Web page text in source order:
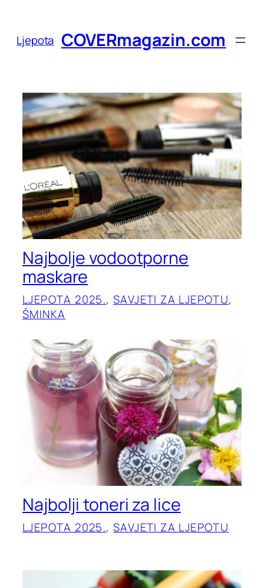
sadržaja
Ljepota COVERmagazin.com
Najbolje vodootporne
maskare
LJEPOTA 2025., SAVJETI ZA LJEPOTU
ŠMINKA
Najbolji toneri za lice
LJEPOTA 2025., SAVJETI ZA LJEPOTU